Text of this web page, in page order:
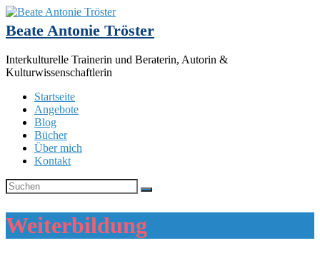
Beate Antonie Tröster
Interkulturelle Trainerin und Beraterin, Autorin &
Kulturwissenschaftlerin
Startseite
Angebote
Blog
Bücher
Über mich
Kontakt
Weiterbildung